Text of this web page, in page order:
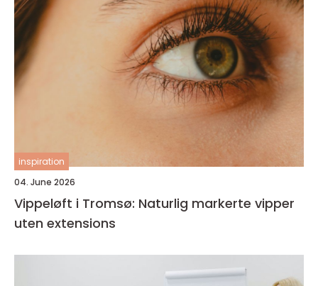
inspiration
04. June 2026
Vippeløft i Tromsø: Naturlig markerte vipper
uten extensions